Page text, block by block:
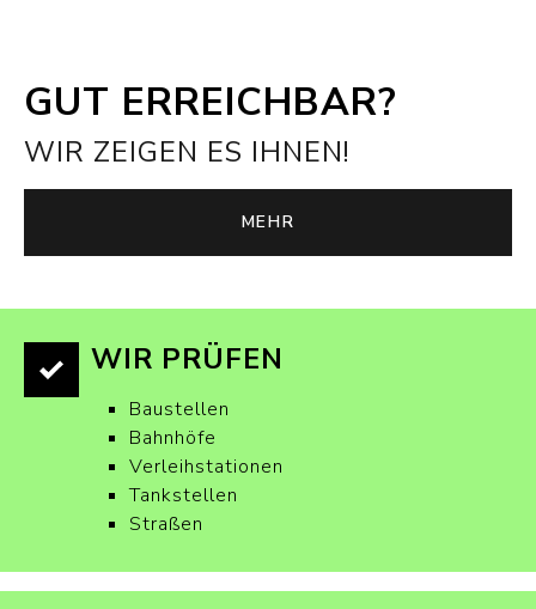
GUT ERREICHBAR?
WIR ZEIGEN ES IHNEN!
MEHR
WIR PRÜFEN
Baustellen
Bahnhöfe
Verleihstationen
Tankstellen
Straßen